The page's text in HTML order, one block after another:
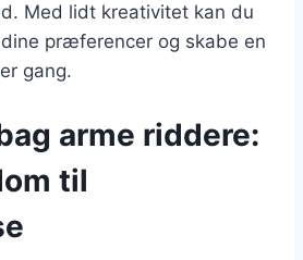
Med lidt kreativitet kan du
præferencer og skabe en
gang.
arme riddere:
til